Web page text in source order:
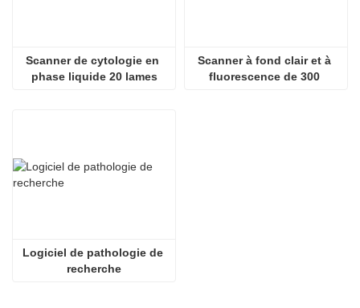
Scanner de cytologie en
phase liquide 20 lames
Scanner à fond clair et à
fluorescence de 300
Logiciel de pathologie de
recherche